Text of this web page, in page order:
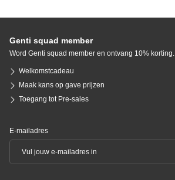
Genti squad member
Word Genti squad member en ontvang 10% korting.
Welkomstcadeau
Maak kans op gave prijzen
Toegang tot Pre-sales
E-mailadres